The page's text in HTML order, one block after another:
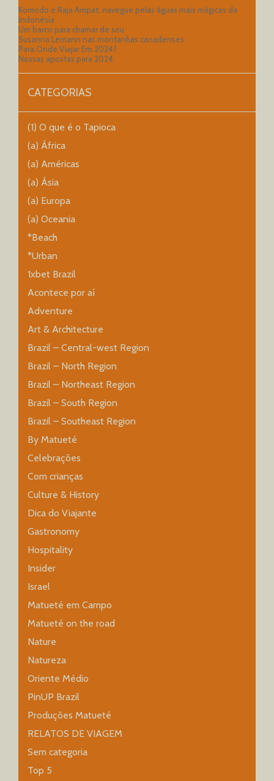
Komodo e Raja Ampat: navegue pelas águas mais mágicas da
Indonésia
Um barco para chamar de seu
Susanna Lemann nas montanhas canadenses
Para Onde Viajar Em 2024?
Nossas apostas para 2024
CATEGORIAS
(1) O que é o Tapioca
(a) África
(a) Américas
(a) Ásia
(a) Europa
(a) Oceania
*Beach
*Urban
1xbet Brazil
Acontece por aí
Adventure
Art & Architecture
Brazil – Central-west Region
Brazil – North Region
Brazil – Northeast Region
Brazil – South Region
Brazil – Southeast Region
By Matueté
Celebrações
Com crianças
Culture & History
Dica do Viajante
Gastronomy
Hospitality
Insider
Israel
Matueté em Campo
Matueté on the road
Nature
Natureza
Oriente Médio
PinUP Brazil
Produções Matueté
RELATOS DE VIAGEM
Sem categoria
Top 5